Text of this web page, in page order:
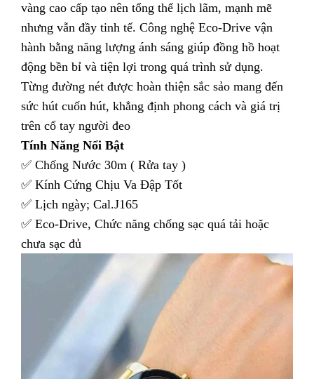
vàng cao cấp tạo nên tổng thể lịch lãm, mạnh mẽ
nhưng vẫn đầy tinh tế. Công nghệ Eco-Drive vận
hành bằng năng lượng ánh sáng giúp đồng hồ hoạt
động bền bỉ và tiện lợi trong quá trình sử dụng.
Từng đường nét được hoàn thiện sắc sảo mang đến
sức hút cuốn hút, khẳng định phong cách và giá trị
trên cổ tay người đeo
Tính Năng Nổi Bật
✅ Chống Nước 30m ( Rửa tay )
✅ Kính Cứng Chịu Va Đập Tốt
✅ Lịch ngày; Cal.J165
✅ Eco-Drive, Chức năng chống sạc quá tải hoặc
chưa sạc đủ